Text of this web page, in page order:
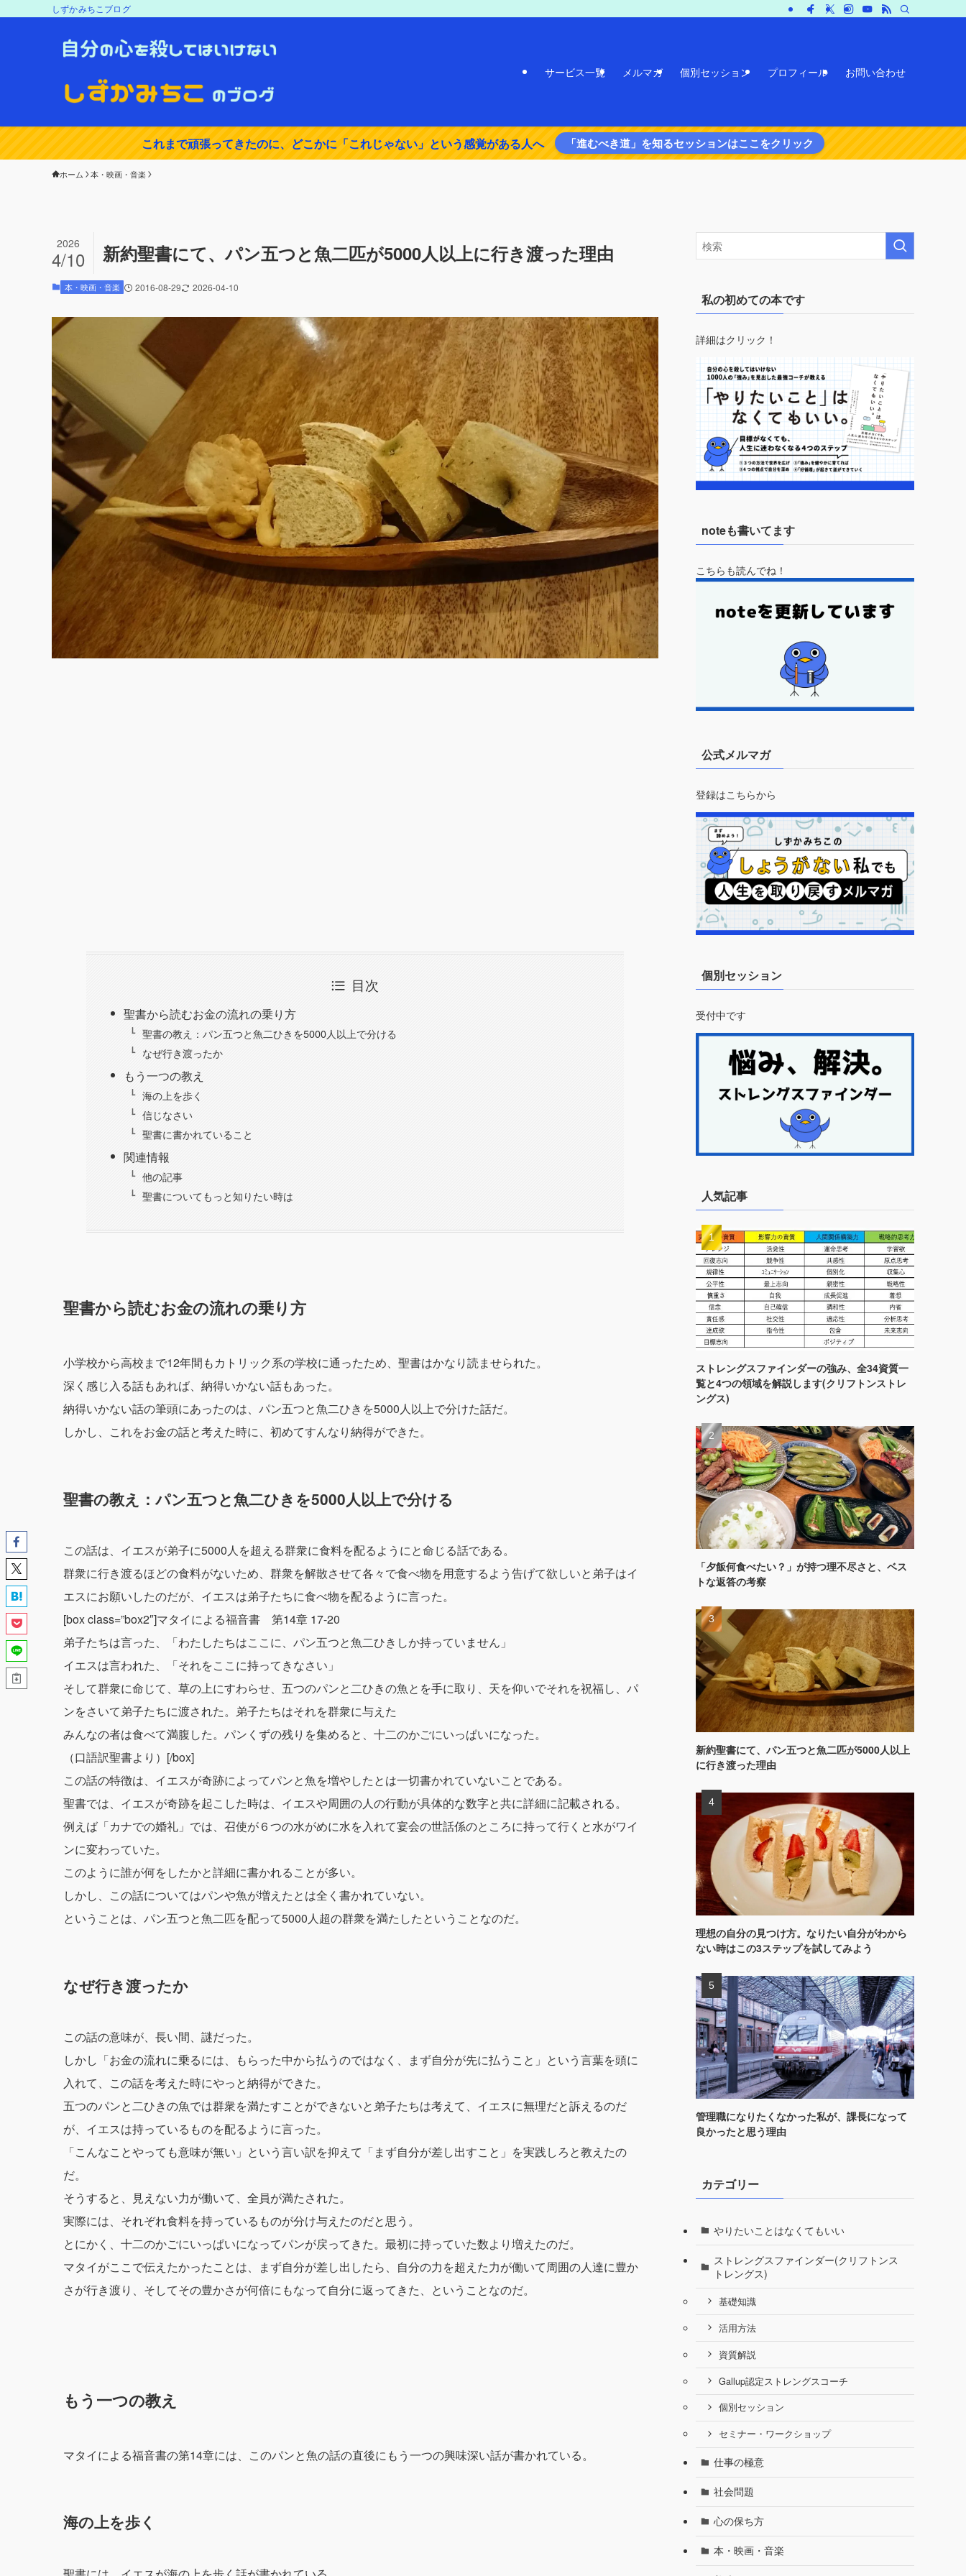
しずかみちこブログ
サービス一覧 メルマガ 個別セッション プロフィール お問い合わせ
これまで頑張ってきたのに、どこかに「これじゃない」という感覚がある人へ 「進むべき道」を知るセッションはここをクリック
ホーム 本・映画・音楽
新約聖書にて、パン五つと魚二匹が5000人以上に行き渡った理由
2026
4/10
本・映画・音楽 2016-08-29 2026-04-10
目次
聖書から読むお金の流れの乗り方
聖書の教え：パン五つと魚二ひきを5000人以上で分ける
なぜ行き渡ったか
もう一つの教え
海の上を歩く
信じなさい
聖書に書かれていること
関連情報
他の記事
聖書についてもっと知りたい時は
聖書から読むお金の流れの乗り方
小学校から高校まで12年間もカトリック系の学校に通ったため、聖書はかなり読ませられた。
深く感じ入る話もあれば、納得いかない話もあった。
納得いかない話の筆頭にあったのは、パン五つと魚二ひきを5000人以上で分けた話だ。
しかし、これをお金の話と考えた時に、初めてすんなり納得ができた。
聖書の教え：パン五つと魚二ひきを5000人以上で分ける
この話は、イエスが弟子に5000人を超える群衆に食料を配るようにと命じる話である。
群衆に行き渡るほどの食料がないため、群衆を解散させて各々で食べ物を用意するよう告げて欲しいと弟子はイ
エスにお願いしたのだが、イエスは弟子たちに食べ物を配るように言った。
[box class=”box2″]マタイによる福音書 第14章 17-20
弟子たちは言った、「わたしたちはここに、パン五つと魚二ひきしか持っていません」
イエスは言われた、「それをここに持ってきなさい」
そして群衆に命じて、草の上にすわらせ、五つのパンと二ひきの魚とを手に取り、天を仰いでそれを祝福し、パ
ンをさいて弟子たちに渡された。弟子たちはそれを群衆に与えた
みんなの者は食べて満腹した。パンくずの残りを集めると、十二のかごにいっぱいになった。
（口語訳聖書より）[/box]
この話の特徴は、イエスが奇跡によってパンと魚を増やしたとは一切書かれていないことである。
聖書では、イエスが奇跡を起こした時は、イエスや周囲の人の行動が具体的な数字と共に詳細に記載される。
例えば「カナでの婚礼」では、召使が６つの水がめに水を入れて宴会の世話係のところに持って行くと水がワイ
ンに変わっていた。
このように誰が何をしたかと詳細に書かれることが多い。
しかし、この話についてはパンや魚が増えたとは全く書かれていない。
ということは、パン五つと魚二匹を配って5000人超の群衆を満たしたということなのだ。
なぜ行き渡ったか
この話の意味が、長い間、謎だった。
しかし「お金の流れに乗るには、もらった中から払うのではなく、まず自分が先に払うこと」という言葉を頭に
入れて、この話を考えた時にやっと納得ができた。
五つのパンと二ひきの魚では群衆を満たすことができないと弟子たちは考えて、イエスに無理だと訴えるのだ
が、イエスは持っているものを配るように言った。
「こんなことやっても意味が無い」という言い訳を抑えて「まず自分が差し出すこと」を実践しろと教えたの
だ。
そうすると、見えない力が働いて、全員が満たされた。
実際には、それぞれ食料を持っているものが分け与えたのだと思う。
とにかく、十二のかごにいっぱいになってパンが戻ってきた。最初に持っていた数より増えたのだ。
マタイがここで伝えたかったことは、まず自分が差し出したら、自分の力を超えた力が働いて周囲の人達に豊か
さが行き渡り、そしてその豊かさが何倍にもなって自分に返ってきた、ということなのだ。
もう一つの教え
マタイによる福音書の第14章には、このパンと魚の話の直後にもう一つの興味深い話が書かれている。
海の上を歩く
私の初めての本です
詳細はクリック！
noteも書いてます
こちらも読んでね！
公式メルマガ
登録はこちらから
個別セッション
受付中です
人気記事
ストレングスファインダーの強み、全34資質一
覧と4つの領域を解説します(クリフトンストレ
ングス)
「夕飯何食べたい？」が持つ理不尽さと、ベス
トな返答の考察
新約聖書にて、パン五つと魚二匹が5000人以上
に行き渡った理由
理想の自分の見つけ方。なりたい自分がわから
ない時はこの3ステップを試してみよう
管理職になりたくなかった私が、課長になって
良かったと思う理由
カテゴリー
やりたいことはなくてもいい
ストレングスファインダー(クリフトンス
トレングス)
基礎知識
活用方法
資質解説
Gallup認定ストレングスコーチ
個別セッション
セミナー・ワークショップ
仕事の極意
社会問題
心の保ち方
本・映画・音楽